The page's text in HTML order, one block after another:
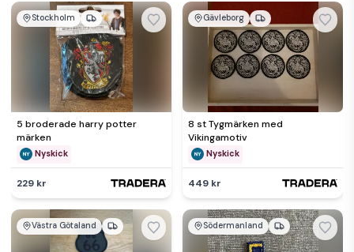
Stockholm
5 broderade harry potter
märken
Nyskick
229 kr
Gävleborg
8 st Tygmärken med
Vikingamotiv
Nyskick
449 kr
Västra Götaland Södermanland